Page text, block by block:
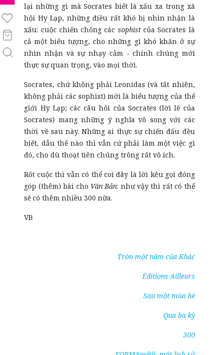
lại những gì mà Socrates biết là xấu xa trong xã
hội Hy Lạp, những điều rất khó bị nhìn nhận là
xấu: cuộc chiến chống các sophistcủa Socrates là
cả một biểu tượng, cho những gì khó khăn ở sự
nhìn nhận và sự nhạy cảm - chính chúng mới
thực sự quan trọng, vào mọi thời.
Socrates, chứ không phải Leonidas (và tất nhiên,
không phải các sophist) mới là biểu tượng của thế
giới Hy Lạp; các câu hỏi của Socrates (lời lẽ của
Socrates) mang những ý nghĩa vô song với các
thời về sau này. Những ai thực sự chiến đấu đều
biết, dẫu thế nào thì vẫn cứ phải làm một việc gì
đó, cho dù thoạt tiên chúng trông rất vô ích.
Rốt cuộc thì vẫn có thể coi đây là lời kêu gọi đóng
góp (thêm) bài cho Văn Bản: như vậy thì rất có thể
sẽ có thêm nhiều 300 nữa.
VB
Tròn một năm của Khác
Éditions Ailleurs
Sau một mùa hè
Qua ba kỳ
300